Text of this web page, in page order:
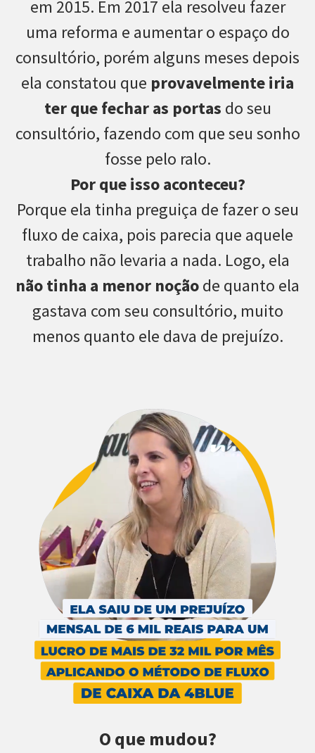
em 2015. Em 2017 ela resolveu fazer
uma reforma e aumentar o espaço do
consultório, porém alguns meses depois
ela constatou que provavelmente iria
ter que fechar as portas do seu
consultório, fazendo com que seu sonho
fosse pelo ralo.
Por que isso aconteceu?
Porque ela tinha preguiça de fazer o seu
fluxo de caixa, pois parecia que aquele
trabalho não levaria a nada. Logo, ela
não tinha a menor noçãode quanto ela
gastava com seu consultório, muito
menos quanto ele dava de prejuízo.
O que mudou?